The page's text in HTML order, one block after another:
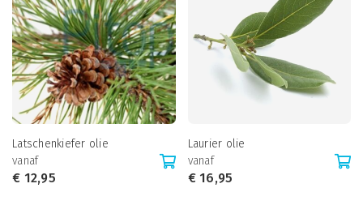
Latschenkiefer olie
vanaf
€ 12,95
Laurier olie
vanaf
€16,95